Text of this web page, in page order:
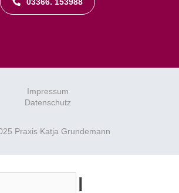
Praxis Katja Grundemann
Impressum
Datenschutz